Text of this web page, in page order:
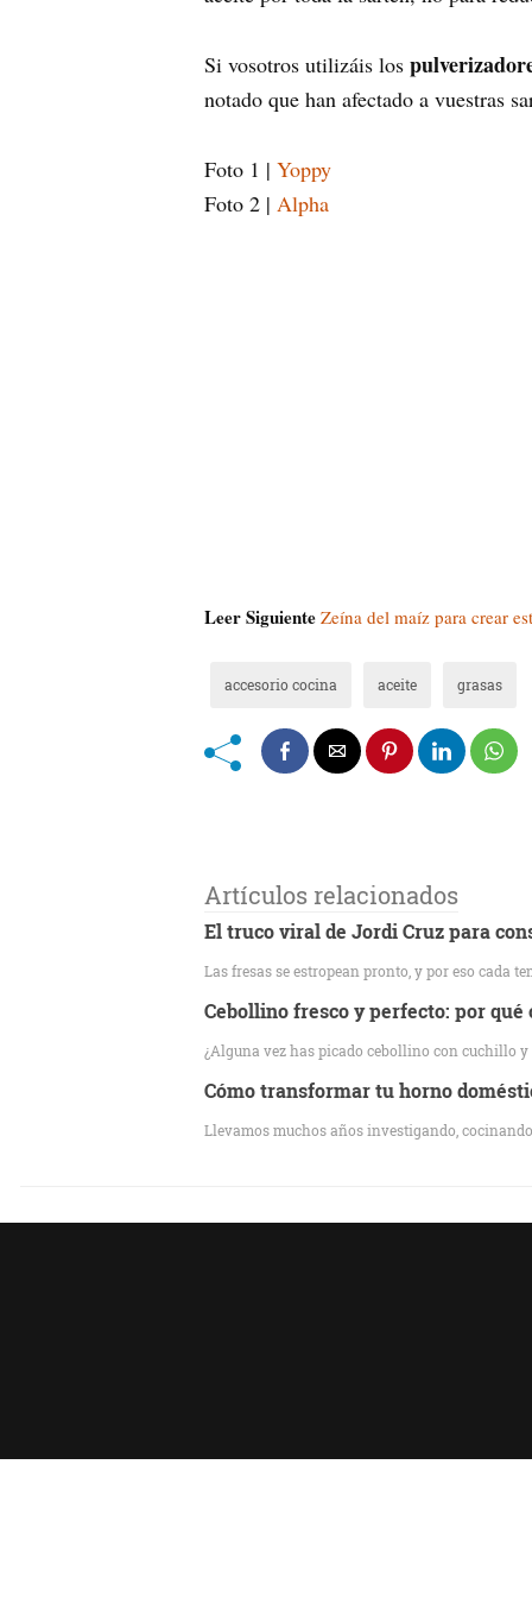
Si vosotros utilizáis los
notado que han afectado a vuestras
Foto 1 | Yoppy
Foto 2 | Alpha
Leer Siguiente Zeína del maíz para crear
accesorio cocina aceite grasas
Artículos relacionados
El truco viral de Jordi Cruz para
Las fresas se estropean pronto, y por eso cada
Cebollino fresco y perfecto: por
¿Alguna vez has picado cebollino con cuchillo
Cómo transformar tu horno
Llevamos muchos años investigando,